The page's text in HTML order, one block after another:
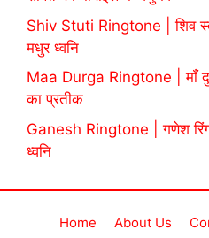
Shiv Stuti Ringtone | शिव
मधुर ध्वनि
Maa Durga Ringtone | माँ
का प्रतीक
Ganesh Ringtone | गणेश
ध्वनि
Home About Us